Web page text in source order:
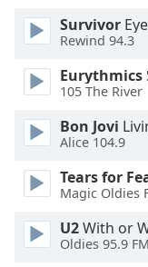
Opacity
Caption
Background
Survivor
Rewind 94.3
Eurythmics
105 The River
Bon Jovi
Alice 104.9
Tears for
Magic Oldies
U2With or
Oldies 95.9 FM